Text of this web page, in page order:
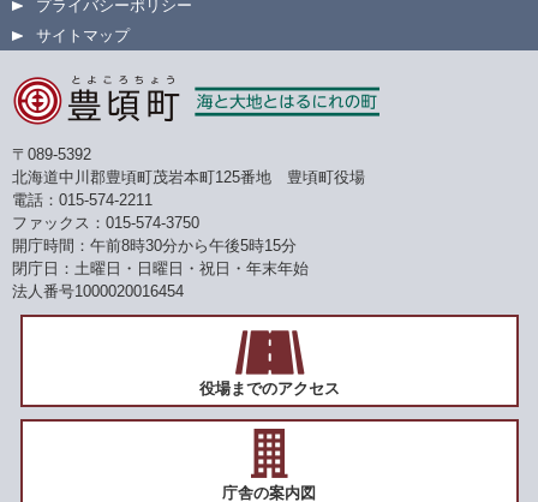
プライバシーポリシー
サイトマップ
〒089-5392
北海道中川郡豊頃町茂岩本町125番地 豊頃町役場
電話：015-574-2211
ファックス：015-574-3750
開庁時間：午前8時30分から午後5時15分
閉庁日：土曜日・日曜日・祝日・年末年始
法人番号1000020016454
役場までのアクセス
庁舎の案内図